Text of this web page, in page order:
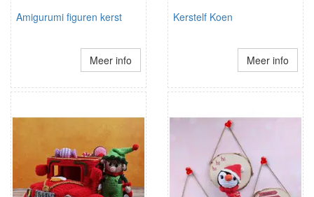
Amigurumi figuren kerst
Meer info
Kerstelf Koen
Meer info